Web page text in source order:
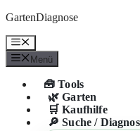
Zum
springen
GartenDiagnose
Menü
Menü
🧰 Tools
🌿 Garten
🛒 Kaufhilfe
🔎 Suche /